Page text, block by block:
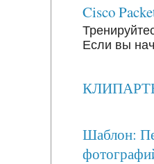
Cisco
Если вы
КЛИПАРТЫ:
Шаблон: